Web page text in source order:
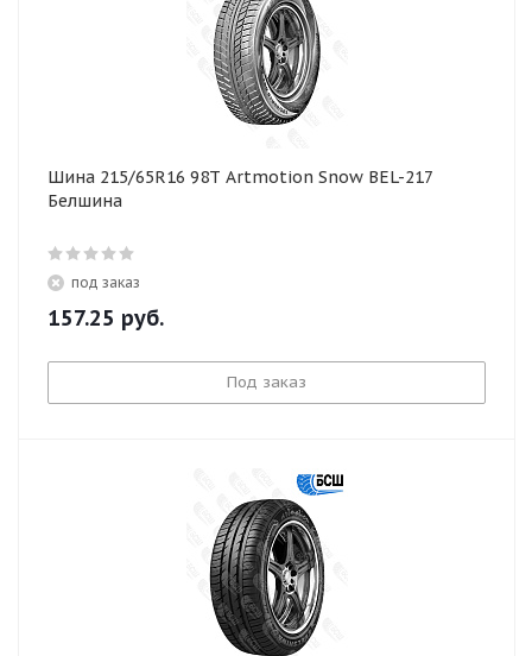
Шина 215/65R16 98T Artmotion Snow BEL-217
Белшина
под заказ
157.25 руб.
Под заказ